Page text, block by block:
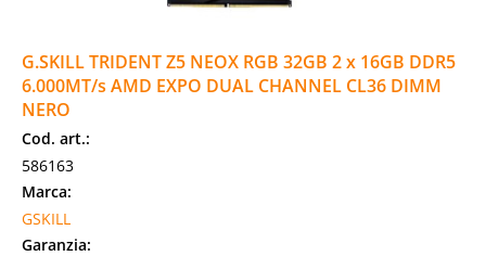
G.SKILL TRIDENT Z5 NEOX RGB 32GB 2 x 16GB DDR5
6.000MT/s AMD EXPO DUAL CHANNEL CL36 DIMM
NERO
Cod. art.:
586163
Marca:
GSKILL
Garanzia: